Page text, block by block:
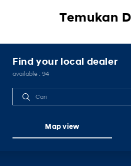
Temukan
Find your local dealer
available : 94
Map view